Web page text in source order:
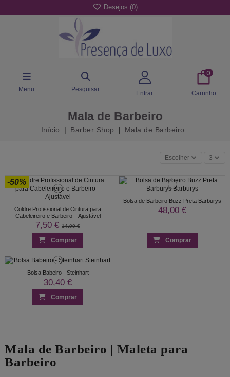
Desejos (0)
Menu Pesquisar
Entrar
0
Carrinho
Mala de Barbeiro
Início Barber Shop Mala de Barbeiro
Escolher 3
-50%
Coldre Profissional de Cintura para
Cabeleireiro e Barbeiro – Ajustável
7,50 € 14,99 €
Comprar
Bolsa de Barbeiro Buzz Preta Barburys
48,00 €
Comprar
Bolsa Babeiro - Steinhart
30,40 €
Comprar
Mala de Barbeiro | Maleta para
Barbeiro